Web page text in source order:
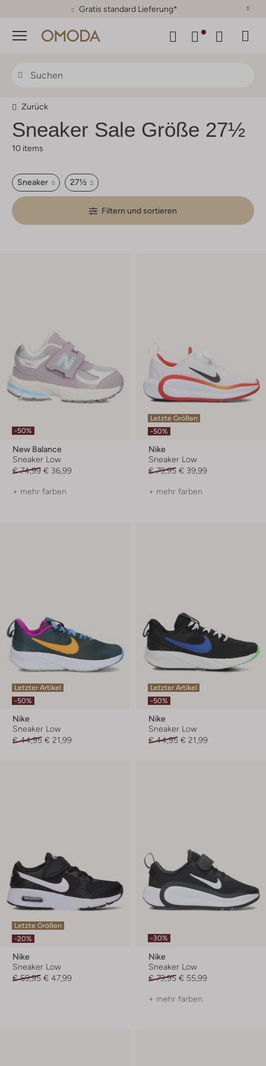
30 Tage Rückgaberecht
Menü
Zurück
Sneaker Sale Größe 27½
10 items
Sneaker 27½
Filtern und sortieren
-50%
New Balance
Sneaker Low
€ 74,99 € 36,99
+ mehr farben
Letzte Größen
-50%
Nike
Sneaker Low
€ 79,95 € 39,99
+ mehr farben
Letzter Artikel
-50%
Nike
Sneaker Low
€ 44,95 € 21,99
Letzter Artikel
-50%
Nike
Sneaker Low
€ 44,95 € 21,99
Letzte Größen
-20%
Nike
Sneaker Low
€ 59,95 € 47,99
-30%
Nike
Sneaker Low
€ 79,95 € 55,99
+ mehr farben